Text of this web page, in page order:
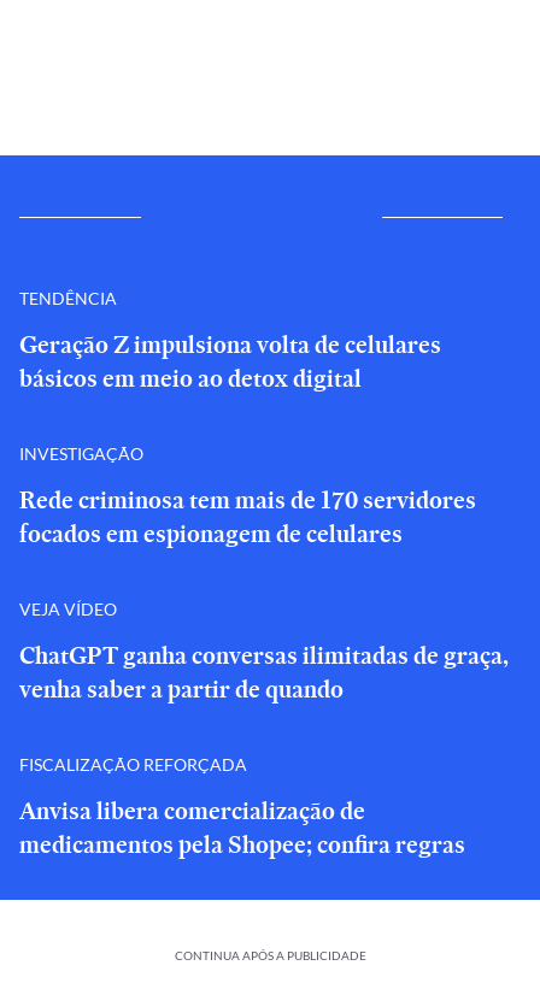
TENDÊNCIA
Geração Z impulsiona volta de celulares
básicos em meio ao detox digital
INVESTIGAÇÃO
Rede criminosa tem mais de 170 servidores
focados em espionagem de celulares
VEJA VÍDEO
ChatGPT ganha conversas ilimitadas de graça,
venha saber a partir de quando
FISCALIZAÇÃO REFORÇADA
Anvisa libera comercialização de
medicamentos pela Shopee; confira regras
CONTINUA APÓS A PUBLICIDADE